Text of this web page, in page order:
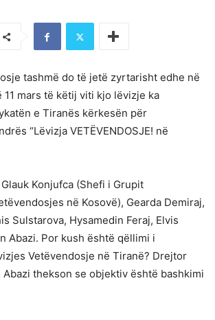
tashmë do të jetë zyrtarisht edhe në
11 mars të këtij viti kjo lëvizje ka
e Tiranës kërkesën për
“Lëvizja VETËVENDOSJE! në
Konjufca (Shefi i Grupit
në Kosovë), Gearda Demiraj,
Sulstarova, Hysamedin Feraj, Elvis
Abazi. Por kush është qëllimi i
Vetëvendosje në Tiranë? Drejtor
Abazi thekson se objektiv është bashkimi